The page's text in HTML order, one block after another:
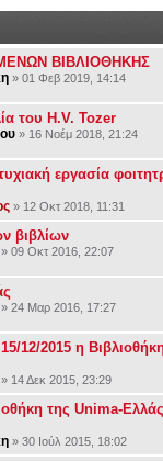
ΒΙΒΛΙΟΘΗΚΗΣ
» 01 Φεβ 2019, 14:14
του H.V. Tozer
» 16 Νοέμ 2018, 21:24
εργασία
» 12 Οκτ 2018, 11:31
βιβλίων
» 09 Οκτ 2016, 22:07
» 24 Μαρ 2016, 17:27
12/2015 η
» 14 Δεκ 2015, 23:29
της Unima-Ελλάς
» 30 Ιούλ 2015, 18:02